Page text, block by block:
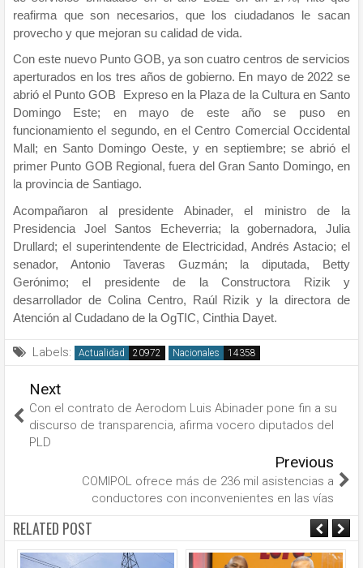
reafirma que son necesarios, que los ciudadanos le sacan
provecho y que mejoran su calidad de vida.
Con este nuevo Punto GOB, ya son cuatro centros de servicios
aperturados en los tres años de gobierno. En mayo de 2022 se
abrió el Punto GOB Expreso en la Plaza de la Cultura en Santo
Domingo Este; en mayo de este año se puso en
funcionamiento el segundo, en el Centro Comercial Occidental
Mall; en Santo Domingo Oeste, y en septiembre; se abrió el
primer Punto GOB Regional, fuera del Gran Santo Domingo, en
la provincia de Santiago.
Acompañaron al presidente Abinader, el ministro de la
Presidencia Joel Santos Echeverria; la gobernadora, Julia
Drullard; el superintendente de Electricidad, Andrés Astacio; el
senador, Antonio Taveras Guzmán; la diputada, Betty
Gerónimo; el presidente de la Constructora Rizik y
desarrollador de Colina Centro, Raúl Rizik y la directora de
Atención al Cudadano de la OgTIC, Cinthia Dayet.
Labels: Actualidad Nacionales
Next
Con el contrato de Aerodom Luis Abinader pone fin a su
discurso de transparencia, afirma vocero diputados del
PLD
Previous
COMIPOL ofrece más de 236 mil asistencias a
conductores con inconvenientes en las vías
RELATED POST